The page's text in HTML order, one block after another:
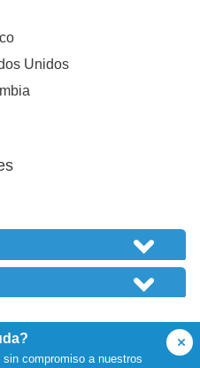
compromiso a nuestros
Unidos